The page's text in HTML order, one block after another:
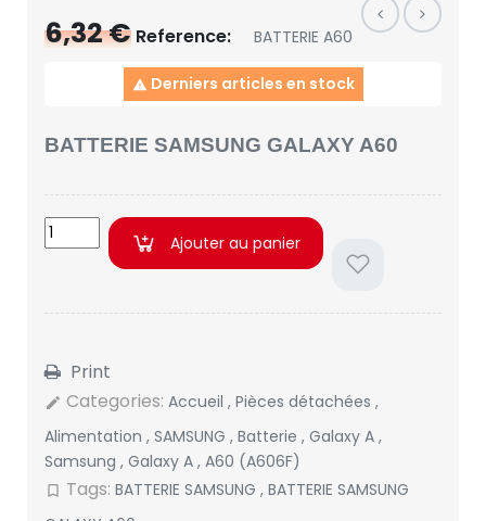
6,32 € Reference: BATTERIE A60
 Derniers articles en stock
BATTERIE SAMSUNG GALAXY A60
Ajouter au panier
Print
edit Categories: Accueil , Pièces détachées ,
Alimentation , SAMSUNG , Batterie , Galaxy A ,
Samsung , Galaxy A , A60 (A606F)
bookmark_border Tags: BATTERIE SAMSUNG , BATTERIE SAMSUNG